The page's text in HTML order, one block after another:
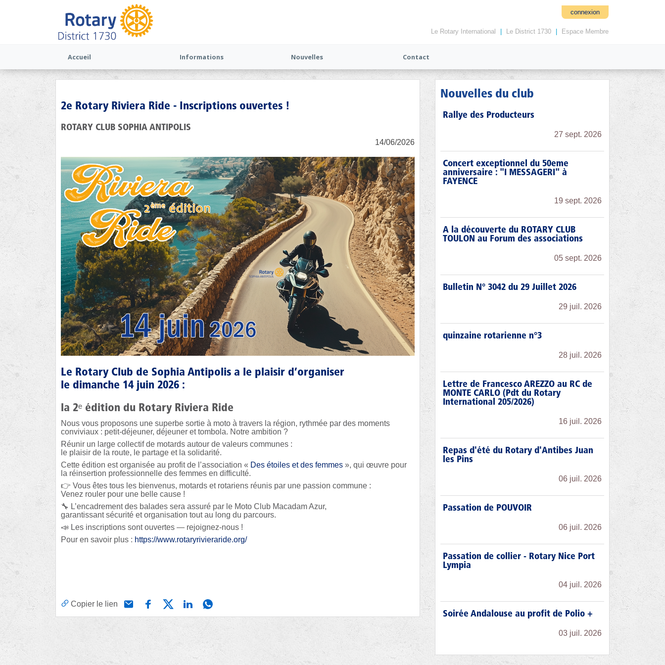
connexion
Le Rotary International Le District 1730 Espace Membre
Accueil Informations Nouvelles Contact
2e Rotary Riviera Ride - Inscriptions ouvertes !
ROTARY CLUB SOPHIA ANTIPOLIS
14/06/2026
Le Rotary Club de Sophia Antipolis a le plaisir d’organiser
le dimanche 14 juin 2026 :
la 2ᵉ édition du Rotary Riviera Ride
Nous vous proposons une superbe sortie à moto à travers la région, rythmée par des moments
conviviaux : petit-déjeuner, déjeuner et tombola. Notre ambition ?
Réunir un large collectif de motards autour de valeurs communes :
le plaisir de la route, le partage et la solidarité.
Cette édition est organisée au profit de l’association « Des étoiles et des femmes », qui œuvre pour
la réinsertion professionnelle des femmes en difficulté.
👉 Vous êtes tous les bienvenus, motards et rotariens réunis par une passion commune :
Venez rouler pour une belle cause !
🔧 L’encadrement des balades sera assuré par le Moto Club Macadam Azur,
garantissant sécurité et organisation tout au long du parcours.
📣 Les inscriptions sont ouvertes — rejoignez-nous !
Pour en savoir plus : https://www.rotaryrivieraride.org/
Copier le lien
Nouvelles du club
Rallye des Producteurs
27 sept. 2026
Concert exceptionnel du 50eme
anniversaire : "I MESSAGERI" à
FAYENCE
19 sept. 2026
A la découverte du ROTARY CLUB
TOULON au Forum des associations
05 sept. 2026
Bulletin N° 3042 du 29 Juillet 2026
29 juil. 2026
quinzaine rotarienne n°3
28 juil. 2026
Lettre de Francesco AREZZO au RC de
MONTE CARLO (Pdt du Rotary
International 205/2026)
16 juil. 2026
Repas d'été du Rotary d'Antibes Juan
les Pins
06 juil. 2026
Passation de POUVOIR
06 juil. 2026
Passation de collier - Rotary Nice Port
Lympia
04 juil. 2026
Soirée Andalouse au profit de Polio +
03 juil. 2026